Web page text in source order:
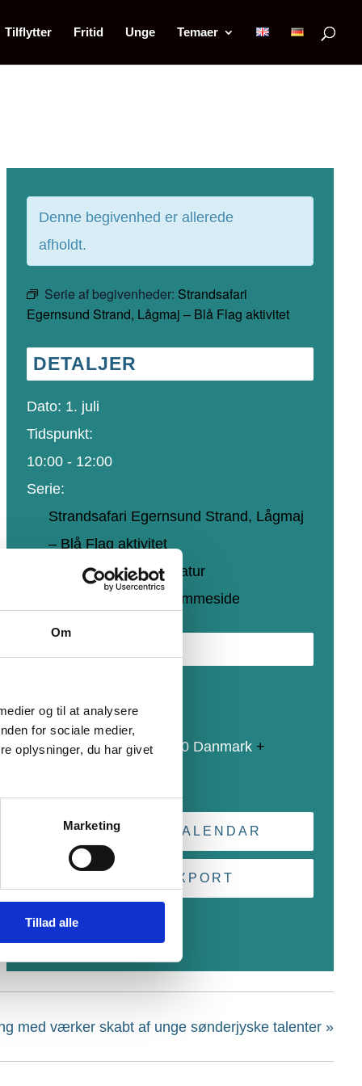
Om
og til at analysere
for sociale medier,
oplysninger, du har givet
Marketing
Tillad alle
Tilflytter Fritid Unge Temaer
Denne begivenhed er allerede
afholdt.
Serie af begivenheder: Strandsafari
Egernsund Strand, Lågmaj – Blå Flag aktivitet
DETALJER
Dato: 1. juli
Tidspunkt:
10:00 - 12:00
Serie:
Strandsafari Egernsund Strand, Lågmaj
– Blå Flag aktivitet
Begivenhed Kategori:
Natur
Besøg hjemmeside
Fjordvej 31
Egernsund, Lågmaj 6320 Danmark +
+ GOOGLE CALENDAR
+ ICAL EXPORT
med værker skabt af unge sønderjyske talenter »